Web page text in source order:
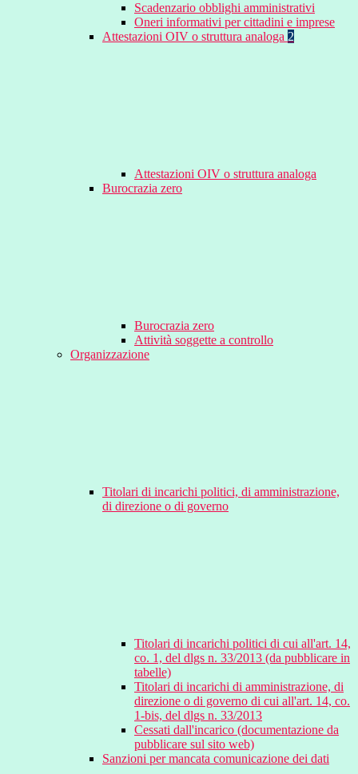
Scadenzario obblighi amministrativi
Oneri informativi per cittadini e imprese
Attestazioni OIV o struttura analoga 2
Attestazioni OIV o struttura analoga
Burocrazia zero
Burocrazia zero
Attività soggette a controllo
Organizzazione
Titolari di incarichi politici, di amministrazione,
di direzione o di governo
Titolari di incarichi politici di cui all'art. 14,
co. 1, del dlgs n. 33/2013 (da pubblicare in
tabelle)
Titolari di incarichi di amministrazione, di
direzione o di governo di cui all'art. 14, co.
1-bis, del dlgs n. 33/2013
Cessati dall'incarico (documentazione da
pubblicare sul sito web)
Sanzioni per mancata comunicazione dei dati